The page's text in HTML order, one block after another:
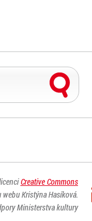
Creative Commons
Kristýna Hasíková.
Ministerstva kultury